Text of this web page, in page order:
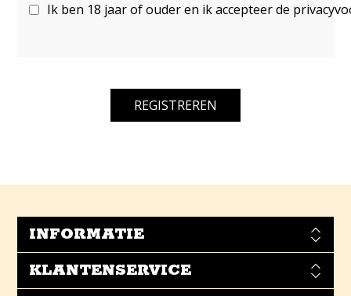
Ik ben 18 jaar of ouder en ik accepteer de
INFORMATIE
KLANTENSERVICE